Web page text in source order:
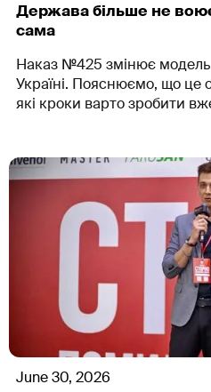
Держава більше не
сама
Наказ №425 змінює модель
Україні. Пояснюємо, що це
які кроки варто зробити
June 30, 2026